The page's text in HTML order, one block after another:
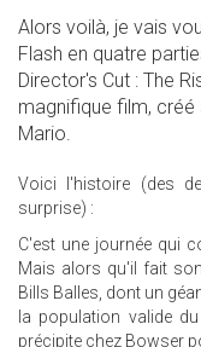
Alors voilà, je vais
Flash en quatre
Director's Cut : The
magnifique film,
Mario.
Voici l'histoire (des
surprise) :
C'est une journée qui
Mais alors qu'il fait
Bills Balles, dont un
la population valide
précipite chez Bowser